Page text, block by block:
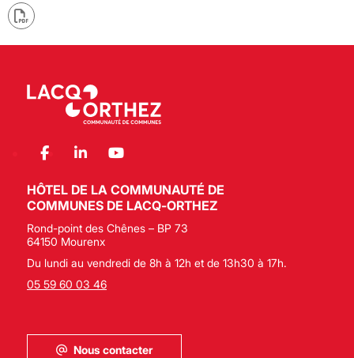
HÔTEL DE LA COMMUNAUTÉ DE
COMMUNES DE LACQ-ORTHEZ
Rond-point des Chênes – BP 73
64150 Mourenx
Du lundi au vendredi de 8h à 12h et de 13h30 à 17h.
05 59 60 03 46
Nous contacter